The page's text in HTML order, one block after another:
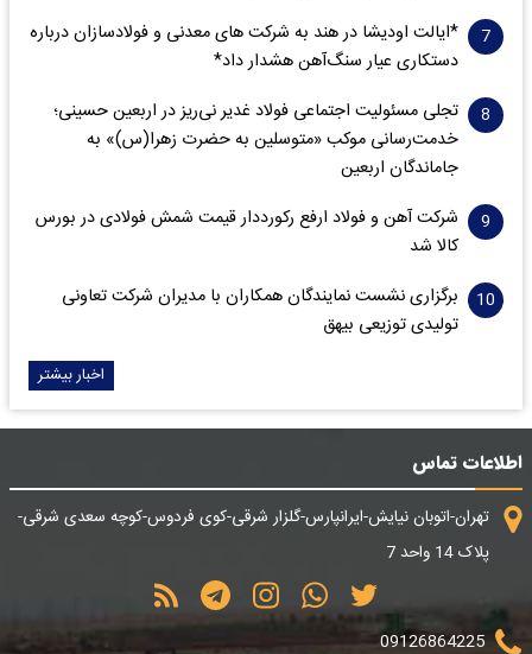
*ایالت اودیشا در هند به شرکت های معدنی و فولادسازان درباره
دستکاری عیار سنگ‌آهن هشدار داد*
تجلی مسئولیت اجتماعی فولاد غدیر نی‌ریز در اربعین حسینی؛
خدمت‌رسانی موکب «متوسلین به حضرت زهرا(س)» به
جاماندگان اربعین
شرکت آهن و فولاد ارفع رکورددار قیمت شمش فولادی در بورس
کالا شد
برگزاری نشست نمایندگان همکاران با مدیران شرکت تعاونی
تولیدی توزیعی بیهق
اخبار بیشتر
اطلاعات تماس
تهران-اتوبان نیایش-ایرانپارس-گلزار شرقی-کوی فردوس-کوچه سعدی شرقی-
پلاک 14 واحد 7
09126864225